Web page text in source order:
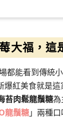
大福，這
都能看到傳統
爆紅美食就是這
苔肉鬆龍鬚糖為
龍鬚糖」兩種口